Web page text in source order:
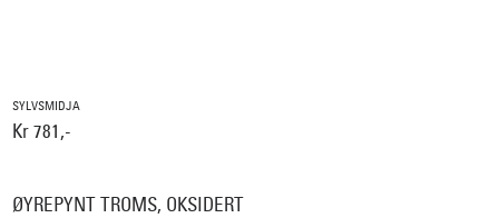
SYLVSMIDJA
Kr 781,-
ØYREPYNT TROMS, OKSIDERT